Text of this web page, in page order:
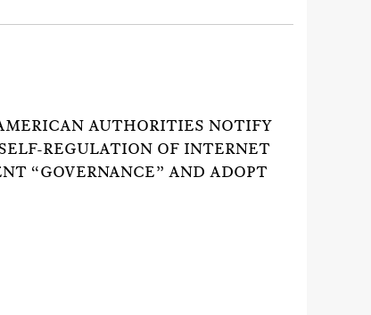
AUTHORITIES NOTIFY
REGULATION OF INTERNET
“GOVERNANCE” AND ADOPT